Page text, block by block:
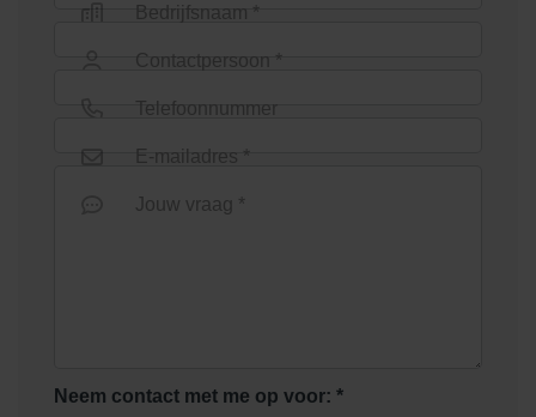
Bedrijfsnaam *
Contactpersoon *
Telefoonnummer
E-mailadres *
Jouw vraag *
Neem contact met me op voor: *